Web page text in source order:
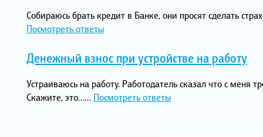
Собираюсь брать кредит в Банке, они просят сделать
Посмотреть ответы
Денежный взнос при устройстве на работу
Устраиваюсь на работу. Работодатель сказал что с меня
Скажите, это…... Посмотреть ответы